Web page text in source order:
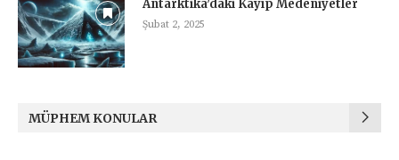
Antarktika’daki Kayıp Medeniyetler
Şubat 2, 2025
MÜPHEM KONULAR